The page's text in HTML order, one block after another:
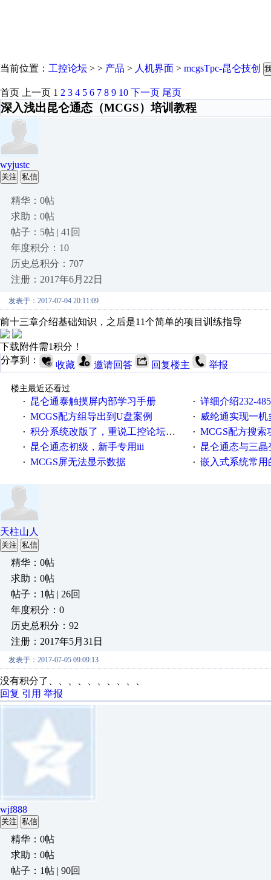
当前位置： 工控论坛 > > 产品 > 人机界面 > mcgsTpc-昆仑技创
首页 上一页 1 2 3 4 5 6 7 8 9 10 下一页 尾页
深入浅出昆仑通态（MCGS）培训教程
wyjustc
关注 私信
精华：0帖
求助：0帖
帖子：5帖 | 41回
年度积分：10
历史总积分：707
注册：2017年6月22日
发表于：2017-07-04 20:11:09
前十三章介绍基础知识，之后是11个简单的项目训练指导
下载附件需1积分！
分享到：
收藏 邀请回答 回复楼主 举报
楼主最近还看过
·
昆仑通泰触摸屏内部学习手册 · 详细介绍232-
· MCGS配方组导出到U盘案例 · 威纶通实现一机
· 积分系统改版了，重说工控论坛积分那点事儿…… · MCGS配方搜索
· 昆仑通态初级，新手专用iii · 昆仑通态与三晶变
· MCGS屏无法显示数据 · 嵌入式系统常用
天柱山人
关注 私信
精华：0帖
求助：0帖
帖子：1帖 | 26回
年度积分：0
历史总积分：92
注册：2017年5月31日
发表于：2017-07-05 09:09:13
没有积分了、、、、、、、、、、
回复 引用 举报
wjf888
关注 私信
精华：0帖
求助：0帖
帖子：1帖 | 90回